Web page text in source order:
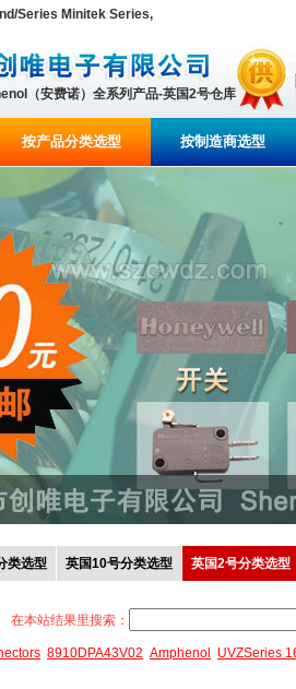
Series Minitek Series,
（安费诺）全系列产品-英国2号仓库
按产品分类选型 按制造商选型
类选型 英国10号分类选型 英国2号分类选型
在本站结果里搜索：
8910DPA43V02 Amphenol UVZSeries